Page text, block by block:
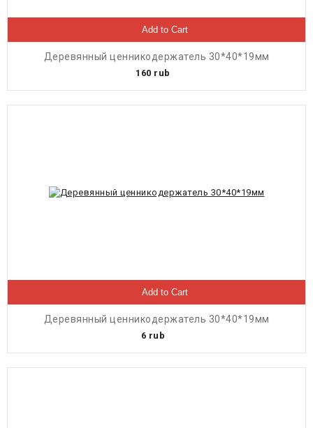
Add to Cart
Деревянный ценникодержатель 30*40*19мм
160 rub
Add to Cart
Деревянный ценникодержатель 30*40*19мм
6 rub